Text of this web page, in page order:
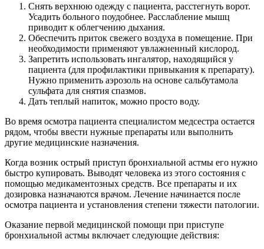
Снять верхнюю одежду с пациента, расстегнуть ворот.
Усадить больного поудобнее. Расслабление мышц
приводит к облегчению дыхания.
Обеспечить приток свежего воздуха в помещение. При
необходимости применяют увлажненный кислород.
Запретить использовать ингалятор, находящийся у
пациента (для профилактики привыкания к препарату).
Нужно применить аэрозоль на основе сальбутамола
сульфата для снятия спазмов.
Дать теплый напиток, можно просто воду.
Во время осмотра пациента специалистом медсестра остается
рядом, чтобы ввести нужные препараты или выполнить
другие медицинские назначения.
Когда возник острый приступ бронхиальной астмы его нужно
быстро купировать. Выводят человека из этого состояния с
помощью медикаментозных средств. Все препараты и их
дозировка назначаются врачом. Лечение начинается после
осмотра пациента и установления степени тяжести патологии.
Оказание первой медицинской помощи при приступе
бронхиальной астмы включает следующие действия: